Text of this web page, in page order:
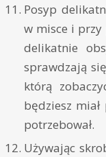
Posyp
w misce i przy
delikatnie
sprawdzają
którą
będziesz
potrzebował.
Używając